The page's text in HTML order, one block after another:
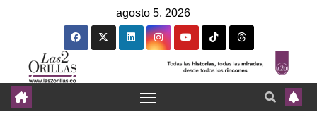
agosto 5, 2026